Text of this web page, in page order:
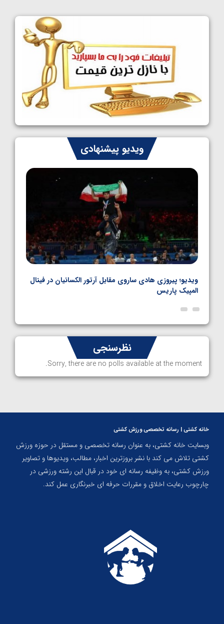
کشتی فرنگی نوجوانان جهان؛ سکوی تیمی
سوم برای ایران
1405/05/07
ایران چشم به راه چهار مدال در پنج وزن دوم
کشتی فرنگی نوجوانان جهان
1405/05/06
کشتی فرنگی نوجوان جهان؛ رضایی تنها طلایی
پنج وزن نخست
1405/05/06
ویدیو پیشنهادی
ویدیو؛ پیروزی هادی ساروی مقابل آرتور الکسانیان در فینال
المپیک پاریس
نظرسنجی
Sorry, there are no polls available at the moment.
خانه کشتی | رسانه تخصصی ورزش کشتی
وبسایت خانه کشتی، به عنوان رسانه تخصصی و مستقل در حوزه ورزش
کشتی تلاش می کند با نشر بروزترین اخبار، مطالب، ویدیوها و تصاویر
ورزش کشتی، به وظیفه رسانه ای خود در قبال این رشته ورزشی در
چارچوب رعایت اخلاق و مقررات حرفه ای خبرنگاری عمل کند.